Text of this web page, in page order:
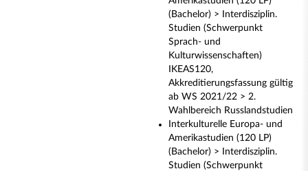
(Bachelor) > Interdisziplin.
Studien (Schwerpunkt
Sprach- und
Kulturwissenschaften)
IKEAS120,
Akkreditierungsfassung gültig
ab WS 2021/22 > 2.
Wahlbereich Russlandstudien
Interkulturelle Europa- und
Amerikastudien (120 LP)
(Bachelor) > Interdisziplin.
Studien (Schwerpunkt